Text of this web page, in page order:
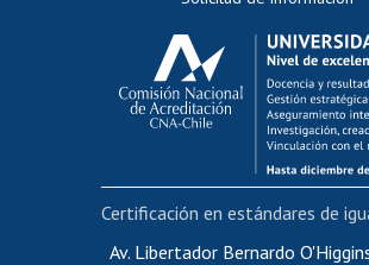
Calificación académica
Postulación al AUCAI
Funcionarias/os
Cursos internos de
Bienestar del personal
Portal de movilidad interna
Certificado de renta
Av. Libertador Bernardo
Certificación en estándares de